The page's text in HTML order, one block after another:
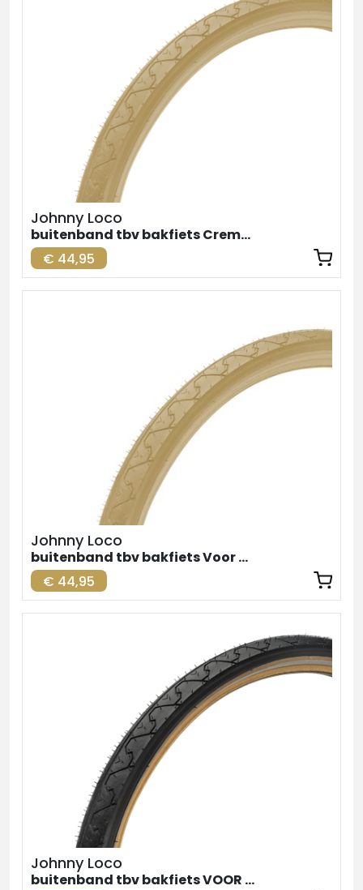
Johnny Loco
buitenband tbv bakfiets Creme Achter 26inch
€ 44,95
Johnny Loco
buitenband tbv bakfiets Voor Creme 24inch
€ 44,95
Johnny Loco
buitenband tbv bakfiets VOOR zw-br. 24inch